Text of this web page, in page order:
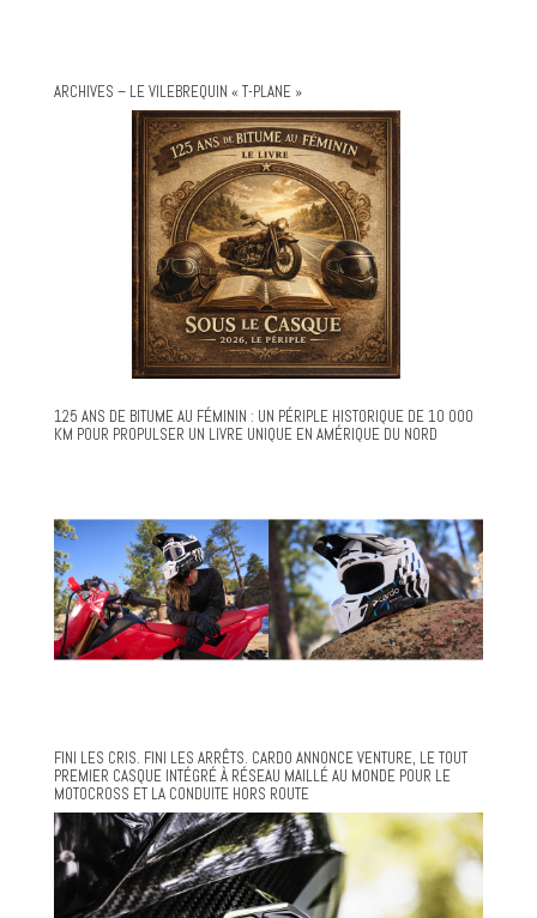
ARCHIVES – LE VILEBREQUIN « T-PLANE »
125 ANS DE BITUME AU FÉMININ : UN PÉRIPLE HISTORIQUE DE 10 000
KM POUR PROPULSER UN LIVRE UNIQUE EN AMÉRIQUE DU NORD
FINI LES CRIS. FINI LES ARRÊTS. CARDO ANNONCE VENTURE, LE TOUT
PREMIER CASQUE INTÉGRÉ À RÉSEAU MAILLÉ AU MONDE POUR LE
MOTOCROSS ET LA CONDUITE HORS ROUTE